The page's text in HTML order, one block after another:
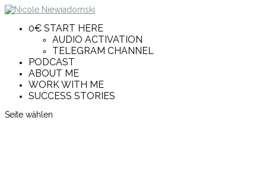
0€ START HERE
AUDIO ACTIVATION
TELEGRAM CHANNEL
PODCAST
ABOUT ME
WORK WITH ME
SUCCESS STORIES
Seite wählen